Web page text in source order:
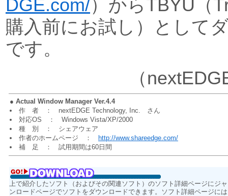
DGE.com/）からTBYU（
購入前にお試し）として
です。
（
● Actual Window Manager Ver.4.4
作 者 ： nextEDGE Technology, Inc. さん
対応OS ： Windows Vista/XP/2000
種 別 ： シェアウェア
作者のホームページ ：
http://www.shareedge.com/
補 足 ： 試用期間は60日間
上で紹介したソフト（およびその関連ソフト）のソフト詳細ページにジ
ンロードページでソフトをダウンロードできます。ソフト詳細ページに